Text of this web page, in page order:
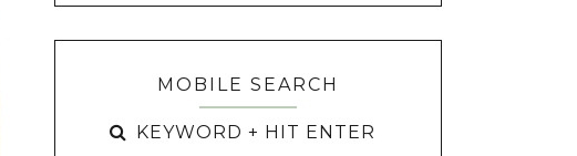
MOBILE SEARCH